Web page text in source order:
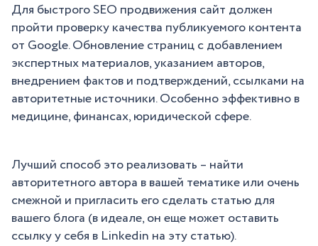
Для быстрого SEO продвижения сайт должен
пройти проверку качества публикуемого контента
от Google. Обновление страниц с добавлением
экспертных материалов, указанием авторов,
внедрением фактов и подтверждений, ссылками на
авторитетные источники. Особенно эффективно в
медицине, финансах, юридической сфере.
Лучший способ это реализовать – найти
авторитетного автора в вашей тематике или очень
смежной и пригласить его сделать статью для
вашего блога (в идеале, он еще может оставить
ссылку у себя в Linkedin на эту статью).